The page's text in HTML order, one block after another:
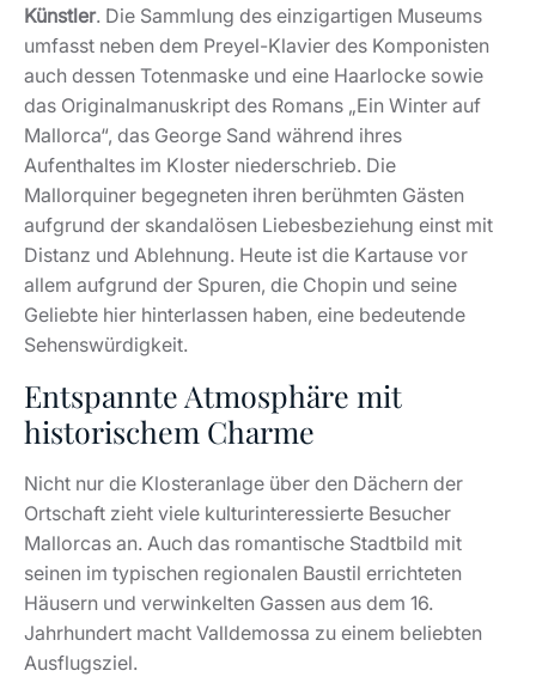
Künstler. Die Sammlung des einzigartigen Museums
umfasst neben dem Preyel-Klavier des Komponisten
auch dessen Totenmaske und eine Haarlocke sowie
das Originalmanuskript des Romans „Ein Winter auf
Mallorca“, das George Sand während ihres
Aufenthaltes im Kloster niederschrieb. Die
Mallorquiner begegneten ihren berühmten Gästen
aufgrund der skandalösen Liebesbeziehung einst mit
Distanz und Ablehnung. Heute ist die Kartause vor
allem aufgrund der Spuren, die Chopin und seine
Geliebte hier hinterlassen haben, eine bedeutende
Sehenswürdigkeit.
Entspannte Atmosphäre mit
historischem Charme
Nicht nur die Klosteranlage über den Dächern der
Ortschaft zieht viele kulturinteressierte Besucher
Mallorcas an. Auch das romantische Stadtbild mit
seinen im typischen regionalen Baustil errichteten
Häusern und verwinkelten Gassen aus dem 16.
Jahrhundert macht Valldemossa zu einem beliebten
Ausflugsziel.